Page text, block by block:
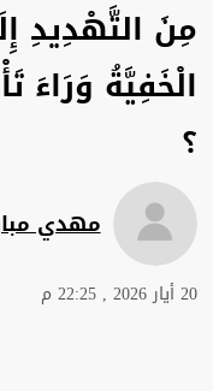
مِنَ التَّهْدِيدِ
الْخَفِيَّةُ وَرَاءَ
؟
مهدي
20 أيار 2026 , 22:25 م